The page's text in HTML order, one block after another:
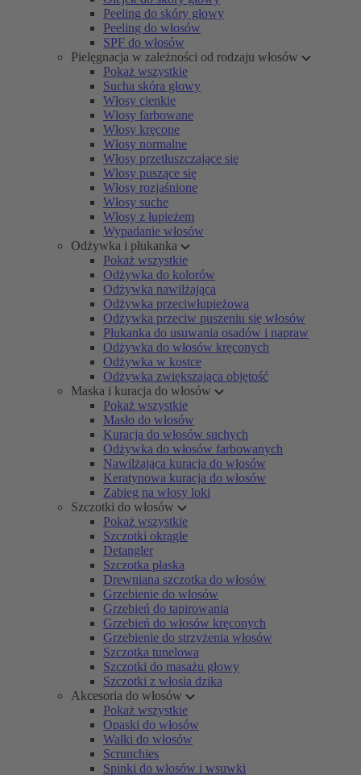
Peeling do skóry głowy
Peeling do włosów
SPF do włosów
Pielęgnacja w zależności od rodzaju włosów
Pokaż wszystkie
Sucha skóra głowy
Włosy cienkie
Włosy farbowane
Włosy kręcone
Włosy normalne
Włosy przetłuszczające się
Włosy puszące się
Włosy rozjaśnione
Włosy suche
Włosy z łupieżem
Wypadanie włosów
Odżywka i płukanka
Pokaż wszystkie
Odżywka do kolorów
Odżywka nawilżająca
Odżywka przeciwłupieżowa
Odżywka przeciw puszeniu się włosów
Płukanka do usuwania osadów i napraw
Odżywka do włosów kręconych
Odżywka w kostce
Odżywka zwiększająca objętość
Maska i kuracja do włosów
Pokaż wszystkie
Masło do włosów
Kuracja do włosów suchych
Odżywka do włosów farbowanych
Nawilżająca kuracja do włosów
Keratynowa kuracja do włosów
Zabieg na włosy loki
Szczotki do włosów
Pokaż wszystkie
Szczotki okrągłe
Detangler
Szczotka płaska
Drewniana szczotka do włosów
Grzebienie do włosów
Grzebień do tapirowania
Grzebień do włosów kręconych
Grzebienie do strzyżenia włosów
Szczotka tunelowa
Szczotki do masażu głowy
Szczotki z włosia dzika
Akcesoria do włosów
Pokaż wszystkie
Opaski do włosów
Wałki do włosów
Scrunchies
Spinki do włosów i wsuwki